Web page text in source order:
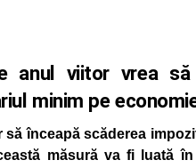
anul viitor vrea să
minim pe
înceapă scăderea
măsură va fi luată